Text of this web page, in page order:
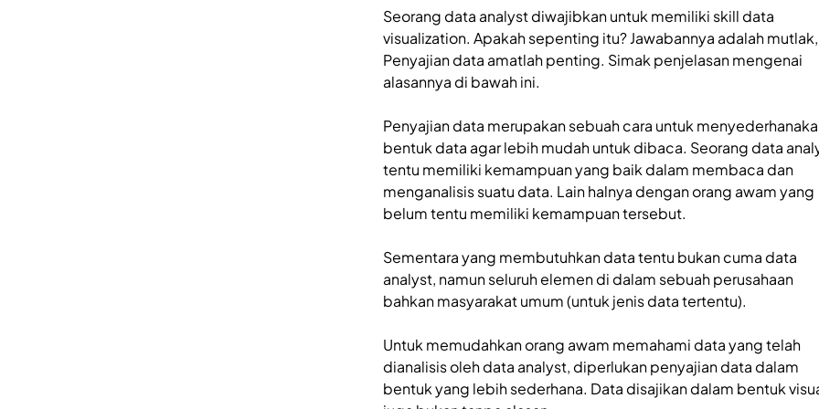
Seorang data analyst diwajibkan untuk memiliki skill data
visualization. Apakah sepenting itu? Jawabannya adalah
Penyajian data amatlah penting. Simak penjelasan mengenai
alasannya di bawah ini.
Penyajian data merupakan sebuah cara untuk
bentuk data agar lebih mudah untuk dibaca. Seorang data
tentu memiliki kemampuan yang baik dalam membaca dan
menganalisis suatu data. Lain halnya dengan orang awam yang
belum tentu memiliki kemampuan tersebut.
Sementara yang membutuhkan data tentu bukan cuma data
analyst, namun seluruh elemen di dalam sebuah perusahaan
bahkan masyarakat umum (untuk jenis data tertentu).
Untuk memudahkan orang awam memahami data yang telah
dianalisis oleh data analyst, diperlukan penyajian data dalam
bentuk yang lebih sederhana. Data disajikan dalam bentuk